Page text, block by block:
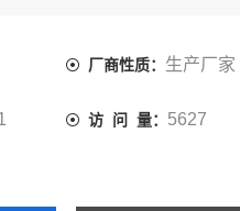
厂商性质： 生产厂家
访 问 量： 5627